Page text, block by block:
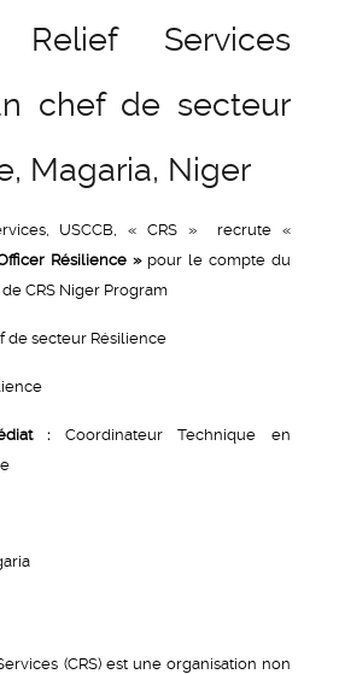
Relief Services
chef de secteur
Magaria, Niger
USCCB, « CRS » recrute «
Résilience »pour le compte du
de CRS Niger Program
de secteur Résilience
: Coordinateur Technique en
(CRS) est une organisation non